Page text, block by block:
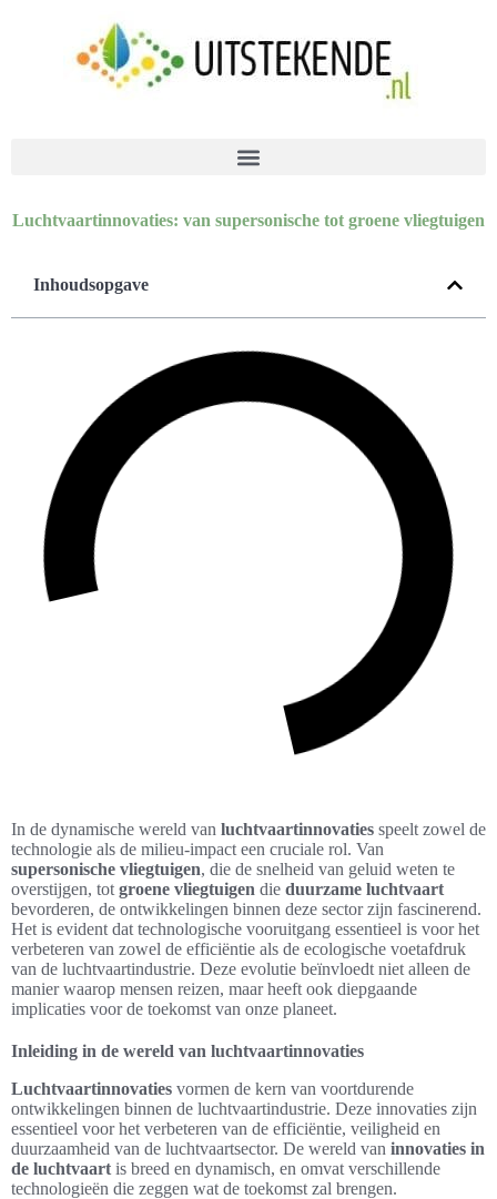
Luchtvaartinnovaties: van supersonische tot groene vliegtuigen
Inhoudsopgave
In de dynamische wereld van luchtvaartinnovaties speelt zowel de
technologie als de milieu-impact een cruciale rol. Van
supersonische vliegtuigen, die de snelheid van geluid weten te
overstijgen, tot groene vliegtuigen die duurzame luchtvaart
bevorderen, de ontwikkelingen binnen deze sector zijn fascinerend.
Het is evident dat technologische vooruitgang essentieel is voor het
verbeteren van zowel de efficiëntie als de ecologische voetafdruk
van de luchtvaartindustrie. Deze evolutie beïnvloedt niet alleen de
manier waarop mensen reizen, maar heeft ook diepgaande
implicaties voor de toekomst van onze planeet.
Inleiding in de wereld van luchtvaartinnovaties
Luchtvaartinnovaties vormen de kern van voortdurende
ontwikkelingen binnen de luchtvaartindustrie. Deze innovaties zijn
essentieel voor het verbeteren van de efficiëntie, veiligheid en
duurzaamheid van de luchtvaartsector. De wereld van innovaties in
de luchtvaart is breed en dynamisch, en omvat verschillende
technologieën die zeggen wat de toekomst zal brengen.